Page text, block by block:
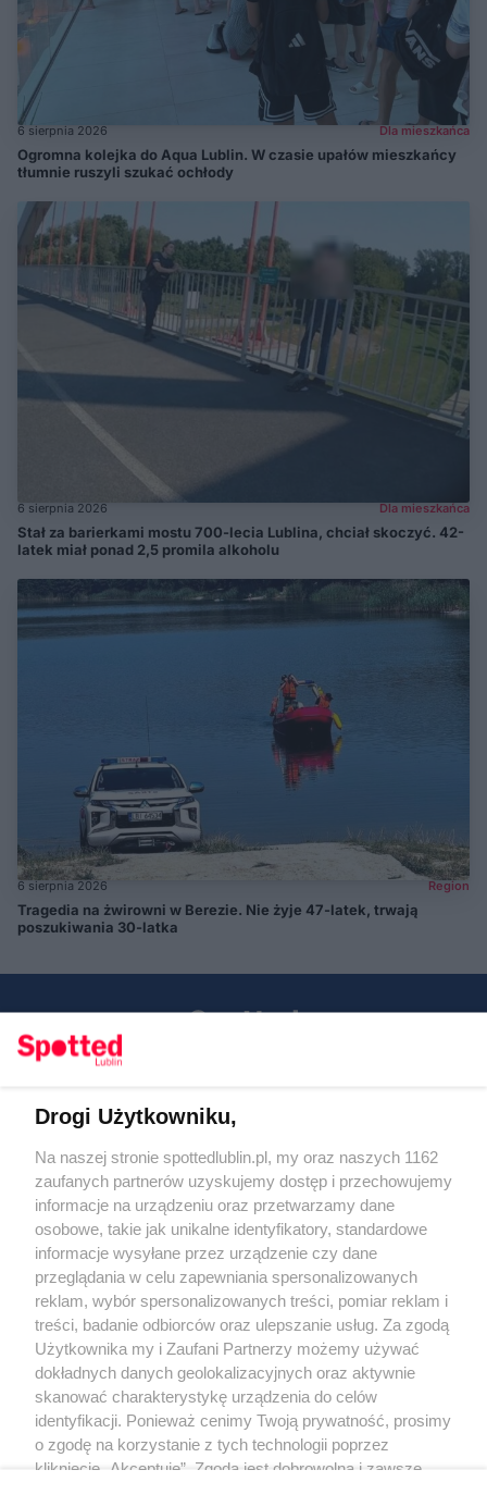
6 sierpnia 2026 Dla mieszkańca
Ogromna kolejka do Aqua Lublin. W czasie upałów mieszkańcy
tłumnie ruszyli szukać ochłody
6 sierpnia 2026 Dla mieszkańca
Stał za barierkami mostu 700-lecia Lublina, chciał skoczyć. 42-
latek miał ponad 2,5 promila alkoholu
6 sierpnia 2026 Region
Tragedia na żwirowni w Berezie. Nie żyje 47-latek, trwają
poszukiwania 30-latka
KATEGORIE
OGŁOSZENIA
WYDARZENIA
NA SKRÓTY
Regulamin
Polityka prywatności
RODO
Warunki korzystania z treści
Drogi Użytkowniku,
Na naszej stronie spottedlublin.pl, my oraz naszych 1162
zaufanych partnerów uzyskujemy dostęp i przechowujemy
informacje na urządzeniu oraz przetwarzamy dane
osobowe, takie jak unikalne identyfikatory, standardowe
informacje wysyłane przez urządzenie czy dane
przeglądania w celu zapewniania spersonalizowanych
reklam, wybór spersonalizowanych treści, pomiar reklam i
treści, badanie odbiorców oraz ulepszanie usług. Za zgodą
Użytkownika my i Zaufani Partnerzy możemy używać
dokładnych danych geolokalizacyjnych oraz aktywnie
skanować charakterystykę urządzenia do celów
identyfikacji. Ponieważ cenimy Twoją prywatność, prosimy
o zgodę na korzystanie z tych technologii poprzez
kliknięcie „Akceptuję”. Zgoda jest dobrowolna i zawsze